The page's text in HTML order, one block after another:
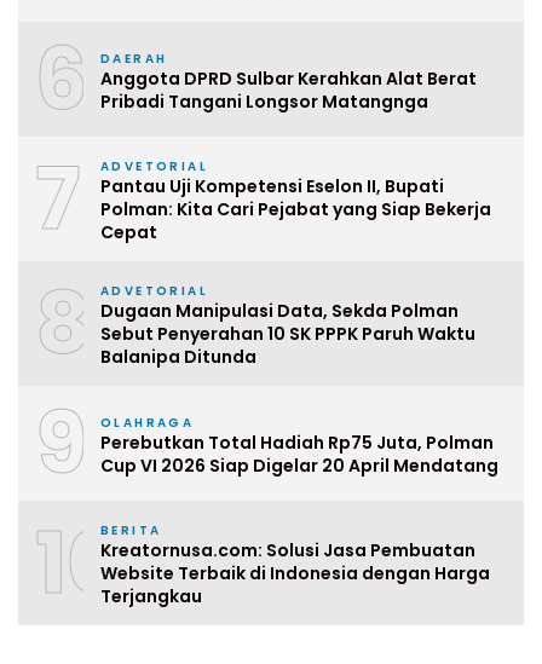
6 DAERAH
Anggota DPRD Sulbar Kerahkan Alat Berat
Pribadi Tangani Longsor Matangnga
7 ADVETORIAL
Pantau Uji Kompetensi Eselon II, Bupati
Polman: Kita Cari Pejabat yang Siap Bekerja
Cepat
8 ADVETORIAL
Dugaan Manipulasi Data, Sekda Polman
Sebut Penyerahan 10 SK PPPK Paruh Waktu
Balanipa Ditunda
9 OLAHRAGA
Perebutkan Total Hadiah Rp75 Juta, Polman
Cup VI 2026 Siap Digelar 20 April Mendatang
10BERITA
Kreatornusa.com: Solusi Jasa Pembuatan
Website Terbaik di Indonesia dengan Harga
Terjangkau